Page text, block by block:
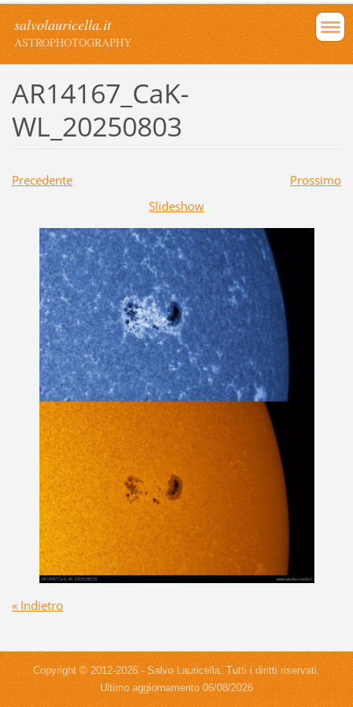
salvolauricella.it
ASTROPHOTOGRAPHY
AR14167_CaK-
WL_20250803
Precedente
Prossimo
Slideshow
« Indietro
Copyright © 2012-2026 - Salvo Lauricella. Tutti i diritti riservati.
Ultimo aggiornamento 06/08/2026